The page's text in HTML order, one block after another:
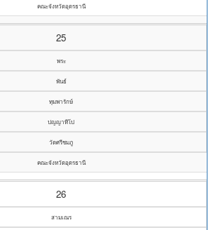
คณะจังหวัดอุดรธานี
25
พระ
พันธ์
ทุมพารักษ์
ปญญาทีโป
วัดศรีชมภู
คณะจังหวัดอุดรธานี
26
สามเณร